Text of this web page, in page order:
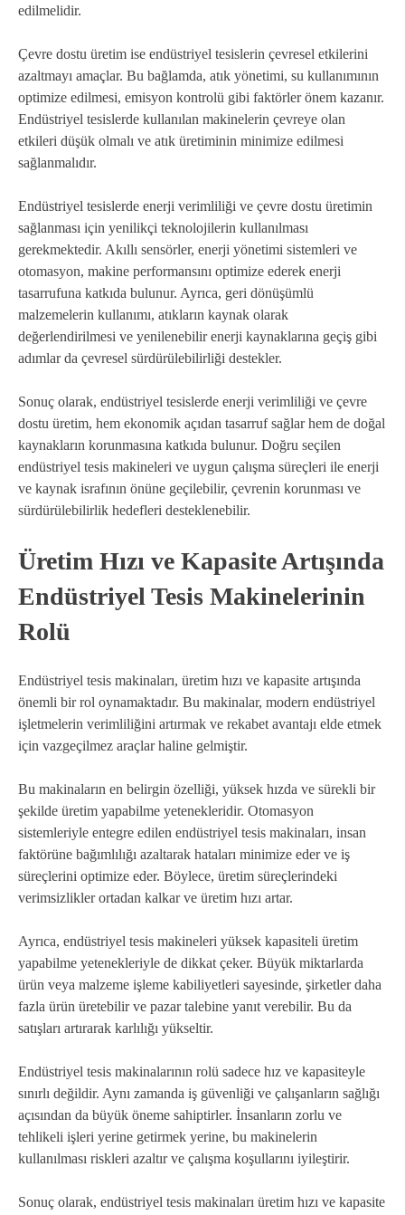
edilmelidir.
Çevre dostu üretim ise endüstriyel tesislerin çevresel etkilerini
azaltmayı amaçlar. Bu bağlamda, atık yönetimi, su kullanımının
optimize edilmesi, emisyon kontrolü gibi faktörler önem kazanır.
Endüstriyel tesislerde kullanılan makinelerin çevreye olan
etkileri düşük olmalı ve atık üretiminin minimize edilmesi
sağlanmalıdır.
Endüstriyel tesislerde enerji verimliliği ve çevre dostu üretimin
sağlanması için yenilikçi teknolojilerin kullanılması
gerekmektedir. Akıllı sensörler, enerji yönetimi sistemleri ve
otomasyon, makine performansını optimize ederek enerji
tasarrufuna katkıda bulunur. Ayrıca, geri dönüşümlü
malzemelerin kullanımı, atıkların kaynak olarak
değerlendirilmesi ve yenilenebilir enerji kaynaklarına geçiş gibi
adımlar da çevresel sürdürülebilirliği destekler.
Sonuç olarak, endüstriyel tesislerde enerji verimliliği ve çevre
dostu üretim, hem ekonomik açıdan tasarruf sağlar hem de doğal
kaynakların korunmasına katkıda bulunur. Doğru seçilen
endüstriyel tesis makineleri ve uygun çalışma süreçleri ile enerji
ve kaynak israfının önüne geçilebilir, çevrenin korunması ve
sürdürülebilirlik hedefleri desteklenebilir.
Üretim Hızı ve Kapasite Artışında
Endüstriyel Tesis Makinelerinin
Rolü
Endüstriyel tesis makinaları, üretim hızı ve kapasite artışında
önemli bir rol oynamaktadır. Bu makinalar, modern endüstriyel
işletmelerin verimliliğini artırmak ve rekabet avantajı elde etmek
için vazgeçilmez araçlar haline gelmiştir.
Bu makinaların en belirgin özelliği, yüksek hızda ve sürekli bir
şekilde üretim yapabilme yetenekleridir. Otomasyon
sistemleriyle entegre edilen endüstriyel tesis makinaları, insan
faktörüne bağımlılığı azaltarak hataları minimize eder ve iş
süreçlerini optimize eder. Böylece, üretim süreçlerindeki
verimsizlikler ortadan kalkar ve üretim hızı artar.
Ayrıca, endüstriyel tesis makineleri yüksek kapasiteli üretim
yapabilme yetenekleriyle de dikkat çeker. Büyük miktarlarda
ürün veya malzeme işleme kabiliyetleri sayesinde, şirketler daha
fazla ürün üretebilir ve pazar talebine yanıt verebilir. Bu da
satışları artırarak karlılığı yükseltir.
Endüstriyel tesis makinalarının rolü sadece hız ve kapasiteyle
sınırlı değildir. Aynı zamanda iş güvenliği ve çalışanların sağlığı
açısından da büyük öneme sahiptirler. İnsanların zorlu ve
tehlikeli işleri yerine getirmek yerine, bu makinelerin
kullanılması riskleri azaltır ve çalışma koşullarını iyileştirir.
Sonuç olarak, endüstriyel tesis makinaları üretim hızı ve kapasite